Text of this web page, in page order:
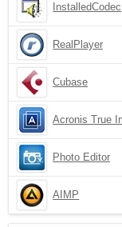
InstalledCodec
RealPlayer
Cubase
Acronis True
Photo Editor
AIMP